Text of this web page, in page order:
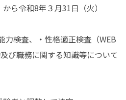
び職務に関する知識等について